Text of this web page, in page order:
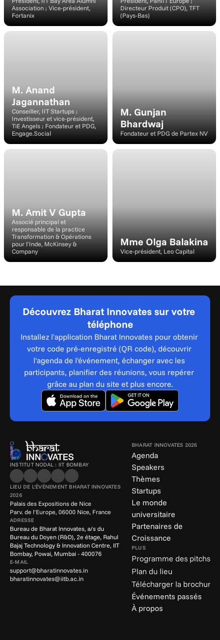
Association ; Vice-président,
Fortanix
Directeur Produit (CPO), TFT
(Pays-Bas)
M. Anand
Jagannathan
Conseiller, IIT Startups ;
Investisseur et vice-président,
TiE Angels ; Fondateur et PDG,
Engage.Social
M. Gunjan
Bhardwaj
Fondateur et PDG de Partex NV
M. Amit V Gupta
Associé principal et
responsable de la practice
Transformation & Opérations
pour l'Inde, McKinsey &
Company
Mme Olga Balakina
Vice-président, Leo Capital
Découvrez Bharat Innovates sur votre
téléphone
Installez l'application Bharat Innovates pour obtenir
votre code pré-enregistré (QR code), découvrir
l'agenda de l'événement, échanger avec les
participants, planifier des réunions, vous repérer
grâce au plan du site et plus encore.
INSTITUT NODAL : IIT BOMBAY
LIEU DE L'ÉVÉNEMENT BHARAT INNOVATES
2026
Palais des Expositions de Nice
Parv. de l'Europe, 06000 Nice, France
ADRESSE
Bureau de Bharat Innovates, a/s du
Bureau du Doyen (R&D), 2e étage, Rahul
Bajaj Technology & Innovation Centre, IIT
Bombay, Powai, Mumbai - 400076
E-MAIL
support@bharatinnovates.in
bharatinnovates@iitb.ac.in
BHARAT INNOVATES 2026
Agenda
Speakers
Thèmes
Startups
Le monde
universitaire
Partenaires de
Croissance
PLUS
Programme des pitchs
Plan du lieu
Télécharger la brochure
Événements passés
À propos